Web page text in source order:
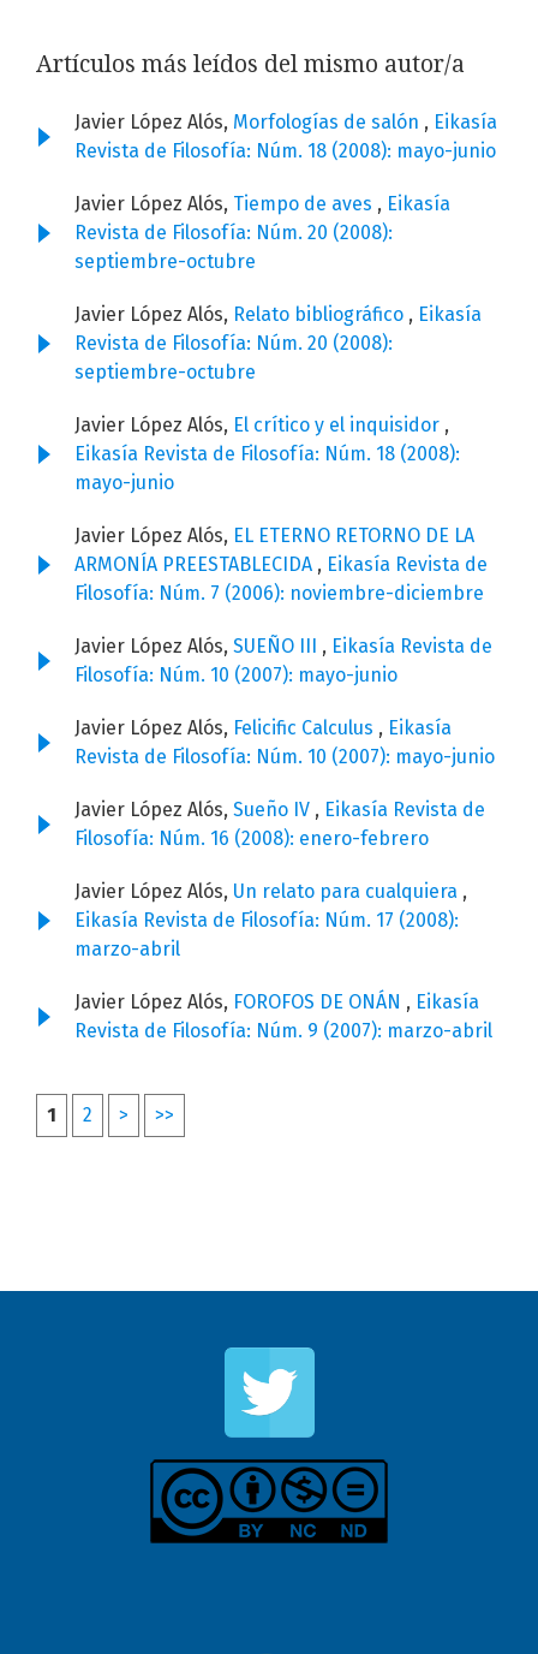
Artículos más leídos del mismo autor/a
Javier López Alós, Morfologías de salón , Eikasía
Revista de Filosofía: Núm. 18 (2008): mayo-junio
Javier López Alós, Tiempo de aves , Eikasía
Revista de Filosofía: Núm. 20 (2008):
septiembre-octubre
Javier López Alós, Relato bibliográfico , Eikasía
Revista de Filosofía: Núm. 20 (2008):
septiembre-octubre
Javier López Alós, El crítico y el inquisidor ,
Eikasía Revista de Filosofía: Núm. 18 (2008):
mayo-junio
Javier López Alós, EL ETERNO RETORNO DE LA
ARMONÍA PREESTABLECIDA , Eikasía Revista de
Filosofía: Núm. 7 (2006): noviembre-diciembre
Javier López Alós, SUEÑO III , Eikasía Revista de
Filosofía: Núm. 10 (2007): mayo-junio
Javier López Alós, Felicific Calculus , Eikasía
Revista de Filosofía: Núm. 10 (2007): mayo-junio
Javier López Alós, Sueño IV , Eikasía Revista de
Filosofía: Núm. 16 (2008): enero-febrero
Javier López Alós, Un relato para cualquiera ,
Eikasía Revista de Filosofía: Núm. 17 (2008):
marzo-abril
Javier López Alós, FOROFOS DE ONÁN , Eikasía
Revista de Filosofía: Núm. 9 (2007): marzo-abril
1 2 > >>